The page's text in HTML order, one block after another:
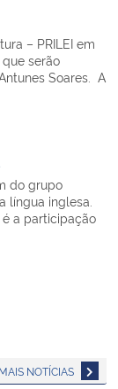
– PRILEI em
serão
Soares. A
do grupo
língua inglesa.
a participação
MAIS NOTÍCIAS